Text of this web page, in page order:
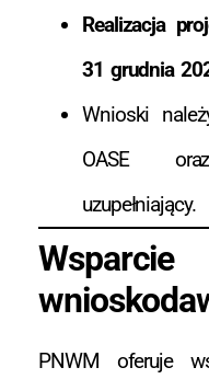
Realizacja
31 grudnia
Wnioski
OASEoraz
uzupełniający.
PNWM oferuje